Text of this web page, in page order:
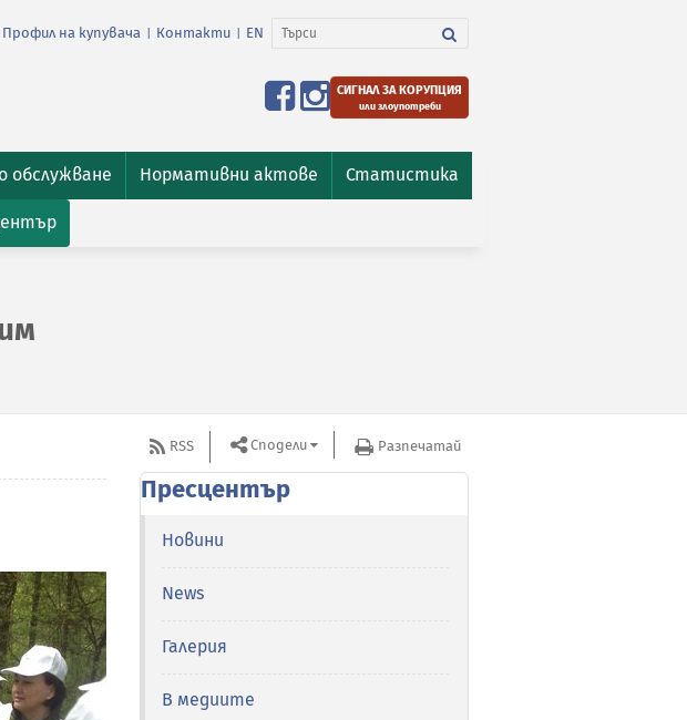
Профил на купувача Контакти EN
СИГНАЛ ЗА КОРУПЦИЯ
или злоупотреби
обслужване Нормативни актове Статистика
RSS Сподели Разпечатай
Пресцентър
Новини
News
Галерия
В медиите